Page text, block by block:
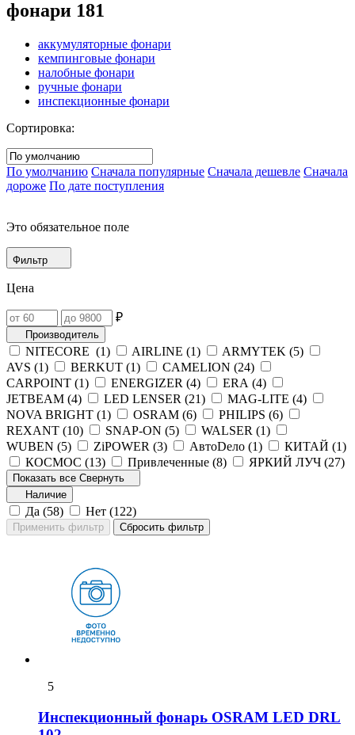
фонари 181
аккумуляторные фонари
кемпинговые фонари
налобные фонари
ручные фонари
инспекционные фонари
Сортировка:
По умолчанию Сначала популярные Сначала дешевле Сначала
дороже По дате поступления
Это обязательное поле
Фильтр
Цена
₽
Производитель
NITECORE (1) AIRLINE (1) ARMYTEK (5)
AVS (1) BERKUT (1) CAMELION (24)
CARPOINT (1) ENERGIZER (4) ERA (4)
JETBEAM (4) LED LENSER (21) MAG-LITE (4)
NOVA BRIGHT (1) OSRAM (6) PHILIPS (6)
REXANT (10) SNAP-ON (5) WALSER (1)
WUBEN (5) ZiPOWER (3) АвтоDело (1) КИТАЙ (1)
КОСМОС (13) Привлеченные (8) ЯРКИЙ ЛУЧ (27)
Показать все Свернуть
Наличие
Да (58) Нет (122)
5
Инспекционный фонарь OSRAM LED DRL